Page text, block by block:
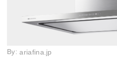
By:ariafina.jp